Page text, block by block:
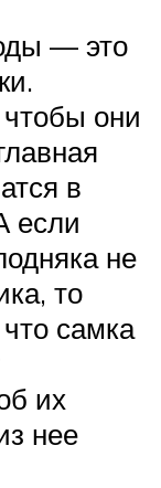
— это
они
в
если
не
то
самка
их
нее